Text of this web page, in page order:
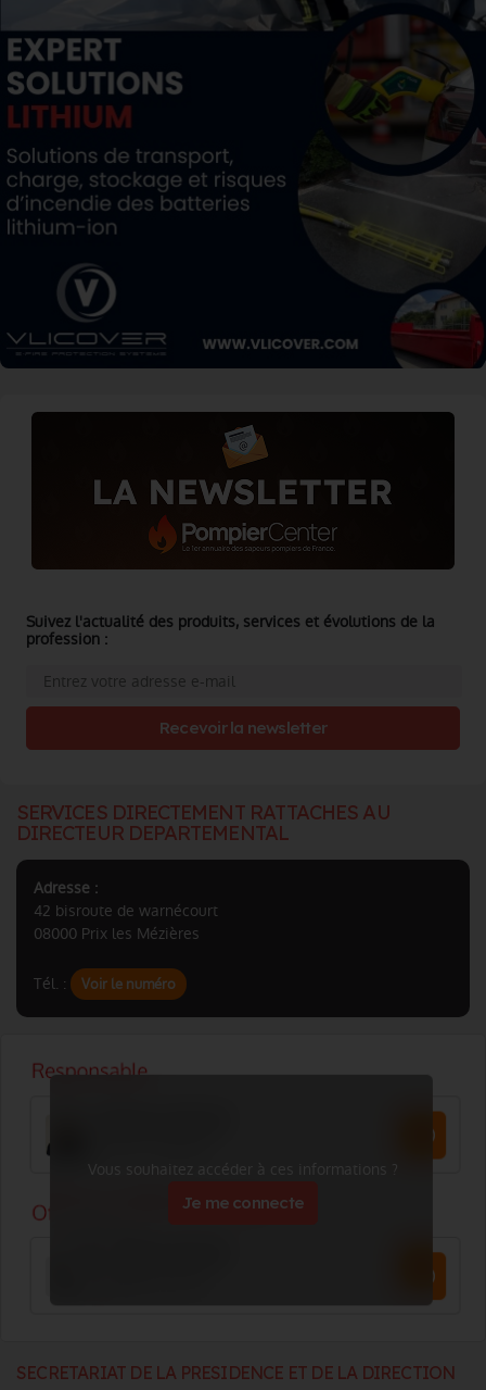
SERVICES DIRECTEMENT RATTACHES AU
DIRECTEUR DEPARTEMENTAL
Adresse :
42 bisroute de warnécourt
08000 Prix les Mézières
Tél. : Voir le numéro
Vous souhaitez accéder à ces informations ?
Je me connecte
SECRETARIAT DE LA PRESIDENCE ET DE LA DIRECTION
Suivez l'actualité des produits, services et évolutions de la
profession :
Recevoir la newsletter